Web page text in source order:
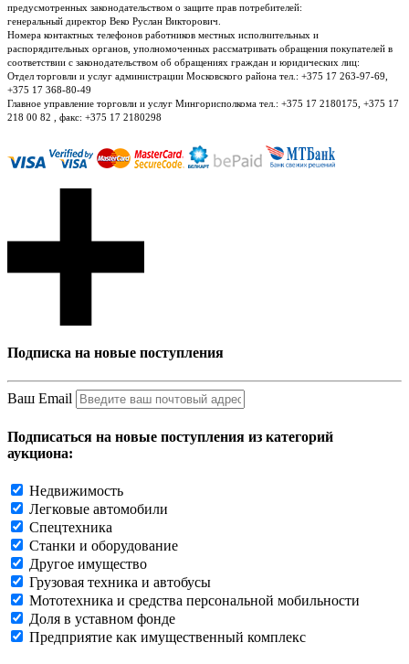
предусмотренных законодательством о защите прав потребителей:
генеральный директор Веко Руслан Викторович.
Номера контактных телефонов работников местных исполнительных и
распорядительных органов, уполномоченных рассматривать обращения покупателей в
соответствии с законодательством об обращениях граждан и юридических лиц:
Отдел торговли и услуг администрации Московского района тел.: +375 17 263-97-69,
+375 17 368-80-49
Главное управление торговли и услуг Мингорисполкома тел.: +375 17 2180175, +375 17
218 00 82 , факс: +375 17 2180298
Подписка на новые поступления
Ваш Email
Подписаться на новые поступления из категорий
аукциона:
Недвижимость
Легковые автомобили
Спецтехника
Станки и оборудование
Другое имущество
Грузовая техника и автобусы
Мототехника и средства персональной мобильности
Доля в уставном фонде
Предприятие как имущественный комплекс